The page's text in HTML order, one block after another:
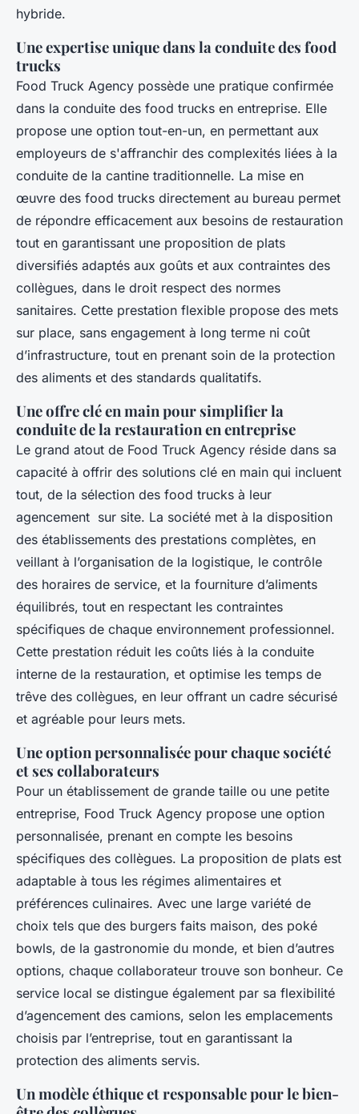
hybride.
Une expertise unique dans la conduite des food
trucks
Food Truck Agency possède une pratique confirmée
dans la conduite des food trucks en entreprise. Elle
propose une option tout-en-un, en permettant aux
employeurs de s'affranchir des complexités liées à la
conduite de la cantine traditionnelle. La mise en
œuvre des food trucks directement au bureau permet
de répondre efficacement aux besoins de restauration
tout en garantissant une proposition de plats
diversifiés adaptés aux goûts et aux contraintes des
collègues, dans le droit respect des normes
sanitaires. Cette prestation flexible propose des mets
sur place, sans engagement à long terme ni coût
d’infrastructure, tout en prenant soin de la protection
des aliments et des standards qualitatifs.
Une offre clé en main pour simplifier la
conduite de la restauration en entreprise
Le grand atout de Food Truck Agency réside dans sa
capacité à offrir des solutions clé en main qui incluent
tout, de la sélection des food trucks à leur
agencement sur site. La société met à la disposition
des établissements des prestations complètes, en
veillant à l’organisation de la logistique, le contrôle
des horaires de service, et la fourniture d’aliments
équilibrés, tout en respectant les contraintes
spécifiques de chaque environnement professionnel.
Cette prestation réduit les coûts liés à la conduite
interne de la restauration, et optimise les temps de
trêve des collègues, en leur offrant un cadre sécurisé
et agréable pour leurs mets.
Une option personnalisée pour chaque société
et ses collaborateurs
Pour un établissement de grande taille ou une petite
entreprise, Food Truck Agency propose une option
personnalisée, prenant en compte les besoins
spécifiques des collègues. La proposition de plats est
adaptable à tous les régimes alimentaires et
préférences culinaires. Avec une large variété de
choix tels que des burgers faits maison, des poké
bowls, de la gastronomie du monde, et bien d’autres
options, chaque collaborateur trouve son bonheur. Ce
service local se distingue également par sa flexibilité
d’agencement des camions, selon les emplacements
choisis par l’entreprise, tout en garantissant la
protection des aliments servis.
Un modèle éthique et responsable pour le bien-